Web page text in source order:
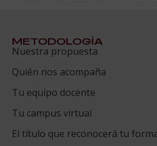
METODOLOGÍA
Nuestra propuesta
Quién nos acompaña
Tu equipo docente
Tu campus virtual
El título que reconocerá tu